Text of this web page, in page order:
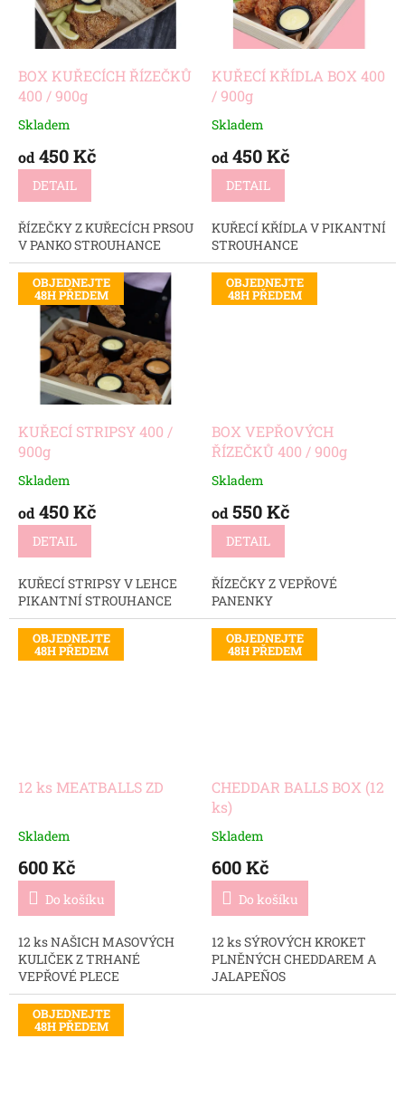
d
u
k
ů
BOX KUŘECÍCH ŘÍZEČKŮ
400 / 900g
Skladem
od450 Kč
DETAIL
ŘÍZEČKY Z KUŘECÍCH PRSOU
V PANKO STROUHANCE
KUŘECÍ KŘÍDLA BOX 400
/ 900g
Skladem
od450 Kč
DETAIL
KUŘECÍ KŘÍDLA V PIKANTNÍ
STROUHANCE
OBJEDNEJTE
48H PŘEDEM
KUŘECÍ STRIPSY 400 /
900g
Skladem
od 450 Kč
DETAIL
KUŘECÍ STRIPSY V LEHCE
PIKANTNÍ STROUHANCE
OBJEDNEJTE
48H PŘEDEM
BOX VEPŘOVÝCH
ŘÍZEČKŮ 400 / 900g
Skladem
od 550 Kč
DETAIL
ŘÍZEČKY Z VEPŘOVÉ
PANENKY
OBJEDNEJTE
48H PŘEDEM
12 ks MEATBALLS ZD
Skladem
600 Kč
Do košíku
12 ks NAŠICH MASOVÝCH
KULIČEK Z TRHANÉ
VEPŘOVÉ PLECE
OBJEDNEJTE
48H PŘEDEM
CHEDDAR BALLS BOX (12
ks)
Skladem
600 Kč
Do košíku
12 ks SÝROVÝCH KROKET
PLNĚNÝCH CHEDDAREM A
JALAPEÑOS
OBJEDNEJTE
48H PŘEDEM